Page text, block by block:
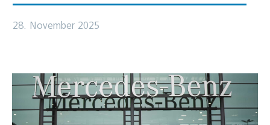
28. November 2025